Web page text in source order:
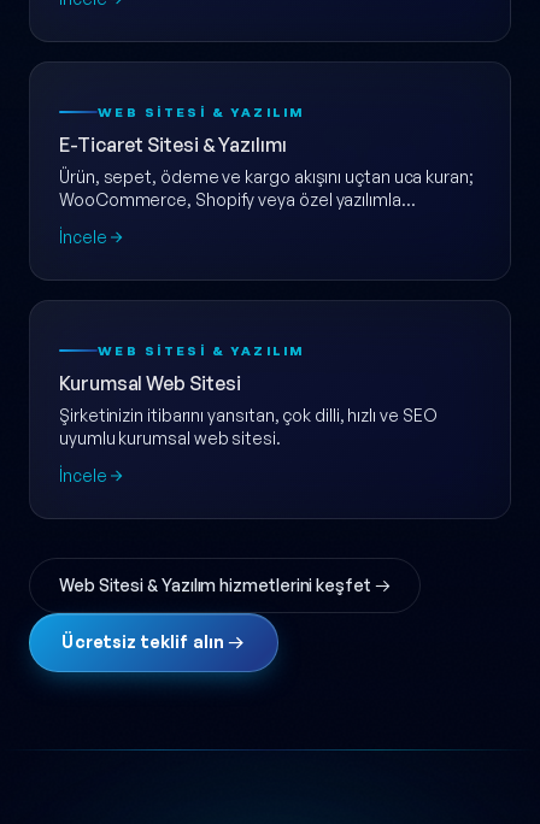
WEB SITESI & YAZILIM
E-Ticaret Sitesi & Yazılımı
Ürün, sepet, ödeme ve kargo akışını uçtan uca kuran;
WooCommerce, Shopify veya özel yazılımla
ölçeklenebilir e-ticaret web sitesi.
İncele
WEB SITESI & YAZILIM
Kurumsal Web Sitesi
Şirketinizin itibarını yansıtan, çok dilli, hızlı ve SEO
uyumlu kurumsal web sitesi.
İncele
Web Sitesi & Yazılım hizmetlerini keşfet →
Ücretsiz teklif alın →